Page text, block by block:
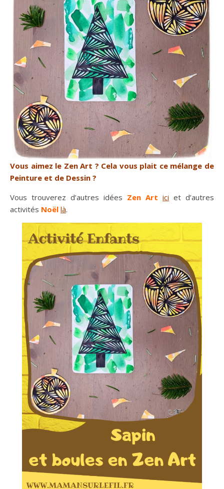
Vous aimez le Zen Art ? Cela vous plait ce mélange de
Peinture et de Dessin ?
Vous trouverez d’autres idées Zen Art ici et d’autres
activités Noël là.